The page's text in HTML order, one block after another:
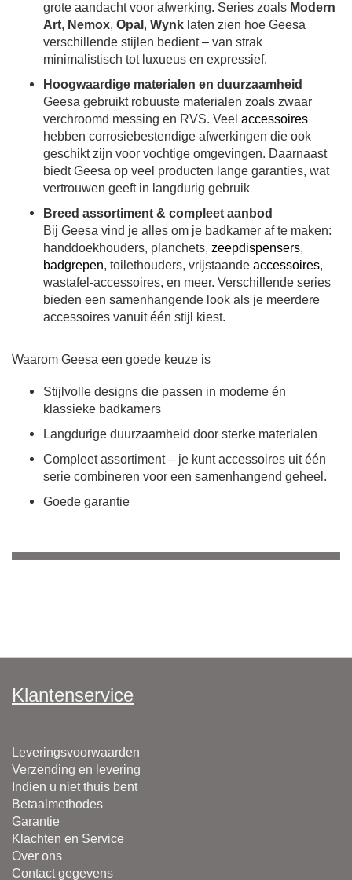
grote aandacht voor afwerking. Series zoals Modern
Art, Nemox, Opal , Wynk laten zien hoe Geesa
verschillende stijlen bedient – van strak
minimalistisch tot luxueus en expressief.
Hoogwaardige materialen en duurzaamheid
Geesa gebruikt robuuste materialen zoals zwaar
verchroomd messing en RVS. Veel accessoires
hebben corrosiebestendige afwerkingen die ook
geschikt zijn voor vochtige omgevingen. Daarnaast
biedt Geesa op veel producten lange garanties, wat
vertrouwen geeft in langdurig gebruik
Breed assortiment & compleet aanbod
Bij Geesa vind je alles om je badkamer af te maken:
handdoekhouders, planchets, zeepdispensers,
badgrepen, toilethouders, vrijstaande accessoires,
wastafel-accessoires, en meer. Verschillende series
bieden een samenhangende look als je meerdere
accessoires vanuit één stijl kiest.
Waarom Geesa een goede keuze is
Stijlvolle designs die passen in moderne én
klassieke badkamers
Langdurige duurzaamheid door sterke materialen
Compleet assortiment – je kunt accessoires uit één
serie combineren voor een samenhangend geheel.
Goede garantie
Klantenservice
Leveringsvoorwaarden
Verzending en levering
Indien u niet thuis bent
Betaalmethodes
Garantie
Klachten en Service
Over ons
Contact gegevens